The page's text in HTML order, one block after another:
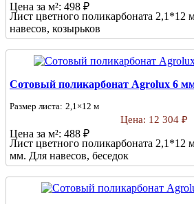
Цена за м²: 498 ₽
Лист цветного поликарбоната
навесов, козырьков
Сотовый поликарбонат Agrolux 6
Размер листа: 2,1×12 м
Цена: 12 304 ₽
Цена за м²: 488 ₽
Лист цветного поликарбоната 2,1*12
мм. Для навесов, беседок